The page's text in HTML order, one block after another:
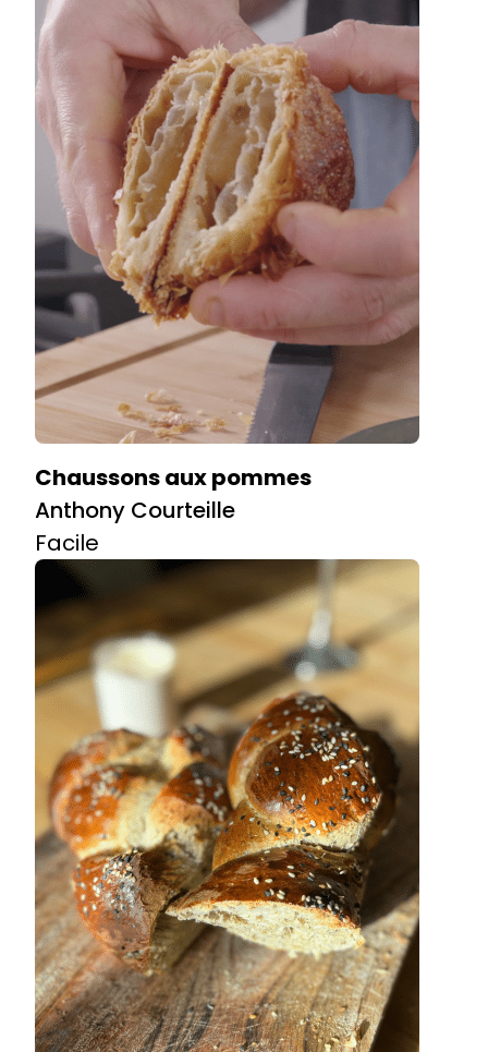
Chaussons aux pommes
Anthony Courteille
Facile